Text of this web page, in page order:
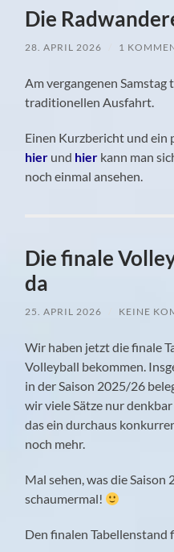
Die
28. APRIL 2026 1
Am vergangenen Samstag
traditionellen Ausfahrt.
Einen Kurzbericht und ein
hier und hier kann man
noch einmal ansehen.
Die finale
da
25. APRIL 2026 KEINE
Wir haben jetzt die finale
Volleyball bekommen.
in der Saison 2025/26
wir viele Sätze nur
das ein durchaus
noch mehr.
Mal sehen, was die
schaumermal!
Den finalen Tabellenstand